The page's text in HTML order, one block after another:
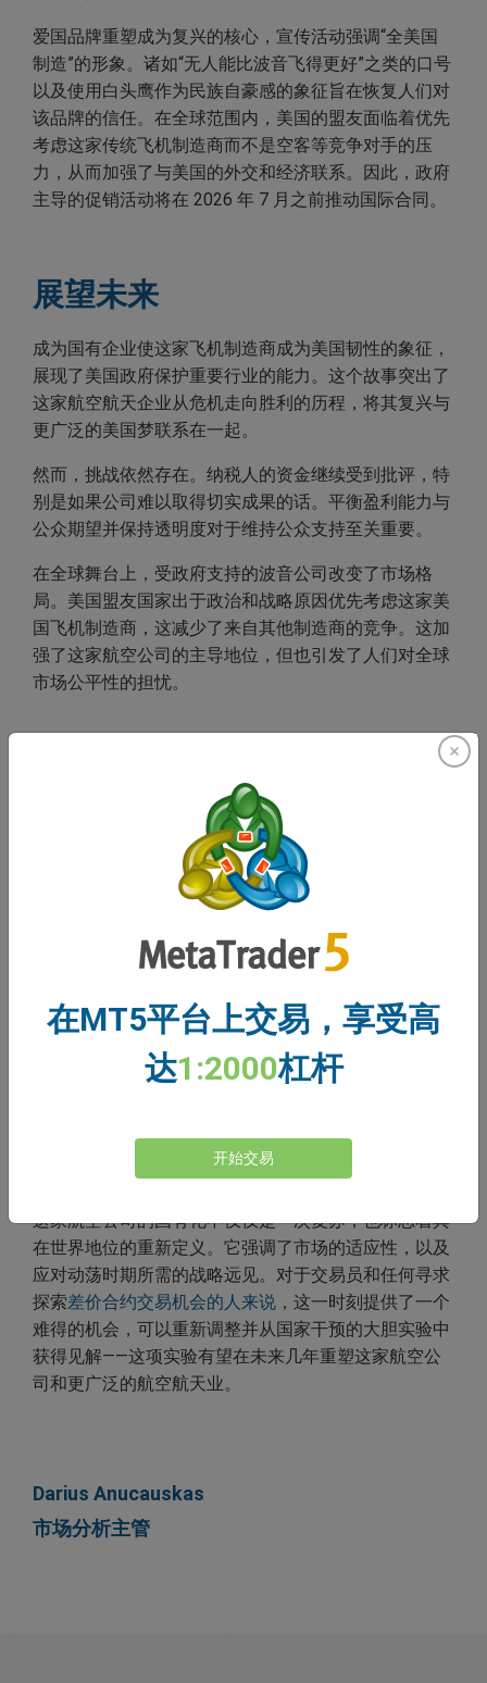
爱国品牌重塑成为复兴的核心，宣传活动强调“全美国
制造”的形象。诸如“无人能比波音飞得更好”之类的口号
以及使用白头鹰作为民族自豪感的象征旨在恢复人们对
该品牌的信任。在全球范围内，美国的盟友面临着优先
考虑这家传统飞机制造商而不是空客等竞争对手的压
力，从而加强了与美国的外交和经济联系。因此，政府
主导的促销活动将在 2026 年 7 月之前推动国际合同。
展望未来
成为国有企业使这家飞机制造商成为美国韧性的象征，
展现了美国政府保护重要行业的能力。这个故事突出了
这家航空航天企业从危机走向胜利的历程，将其复兴与
更广泛的美国梦联系在一起。
然而，挑战依然存在。纳税人的资金继续受到批评，特
别是如果公司难以取得切实成果的话。平衡盈利能力与
公众期望并保持透明度对于维持公众支持至关重要。
在全球舞台上，受政府支持的波音公司改变了市场格
局。美国盟友国家出于政治和战略原因优先考虑这家美
国飞机制造商，这减少了来自其他制造商的竞争。这加
强了这家航空公司的主导地位，但也引发了人们对全球
市场公平性的担忧。
这对今天的交易者意味着什么
2025年 9月，这家航空巨头历史性国有化仅一天，这一
时刻的重要性毋庸置疑。对于那些交易波音股票的人
说，这标志着一个充满希望和不确定性的变革篇章的开
始。在国有化之后，这家传统飞机制造商的运营似乎将
趋于稳定，为投资者带来新的信心和长期增长的潜力。
然而，对纳税人资金的依赖已经引发了公众的强烈反
在这个关键时刻，保持警惕是关键。这家航空航天公司
然至关重要，因为机遇与与政治和经济力量紧密交织的
风险相平衡。
这家航空公司的国有化不仅仅是一次复苏，也标志着其
在世界地位的重新定义。它强调了市场的适应性，以及
应对动荡时期所需的战略远见。对于交易员和任何寻求
探索差价合约交易机会的人来说 ，这一时刻提供了一个
难得的机会，可以重新调整并从国家干预的大胆实验中
获得见解——这项实验有望在未来几年重塑这家航空公
司和更广泛的航空航天业。
Darius Anucauskas
市场分析主管
在MT5平台上交易，享受高
达1:2000杠杆
开始交易